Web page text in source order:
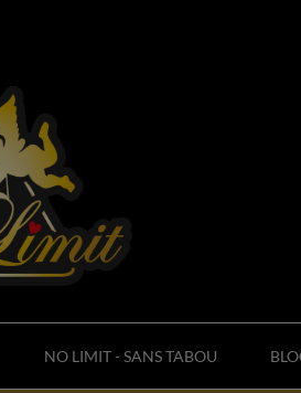
NO LIMIT - SANS TABOU